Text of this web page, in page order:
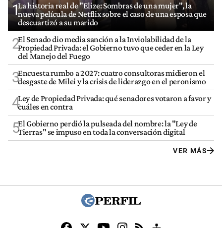
1La historia real de "Elize: Sombras de una mujer", la
nueva película de Netflix sobre el caso de una esposa que
descuartizó a su marido
2El Senado dio media sanción a la Inviolabilidad de la
Propiedad Privada: el Gobierno tuvo que ceder en la Ley
del Manejo del Fuego
3Encuesta rumbo a 2027: cuatro consultoras midieron el
desgaste de Milei y la crisis de liderazgo en el peronismo
4Ley de Propiedad Privada: qué senadores votaron a favor y
cuáles en contra
5El Gobierno perdió la pulseada del nombre: la "Ley de
Tierras" se impuso en toda la conversación digital
VER MÁS